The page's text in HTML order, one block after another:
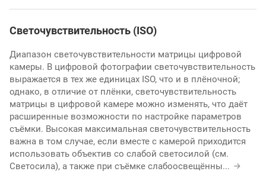
Светочувствительность (ISO)
Диапазон светочувствительности матрицы цифровой
камеры. В цифровой фотографии светочувствительность
выражается в тех же единицах ISO, что и в плёночной;
однако, в отличие от плёнки, светочувствительность
матрицы в цифровой камере можно изменять, что даёт
расширенные возможности по настройке параметров
съёмки. Высокая максимальная светочувствительность
важна в том случае, если вместе с камерой приходится
использовать объектив со слабой светосилой (см.
Светосила), а также при съёмке слабоосвещённы...